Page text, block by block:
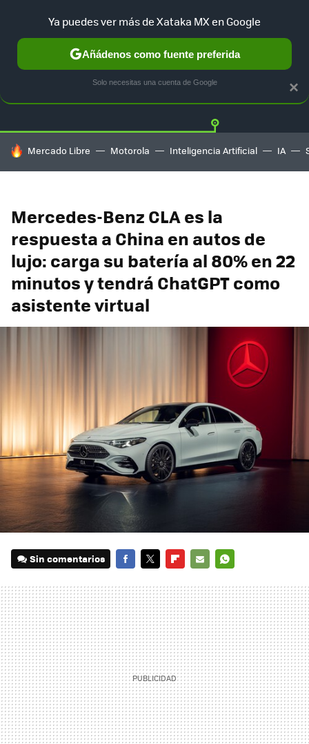
TESLA UBER AUTO ELECTRICO Twitter
HOY SE HABLA DE
Mercado Libre Motorola Inteligencia Artificial IA
Mercedes-Benz CLA es la
respuesta a China en autos de
lujo: carga su batería al 80% en 22
minutos y tendrá ChatGPT como
asistente virtual
Sin comentarios
MAIL
×
Ya puedes ver más de Xataka MX en Google
Añádenos como fuente preferida
Solo necesitas una cuenta de Google